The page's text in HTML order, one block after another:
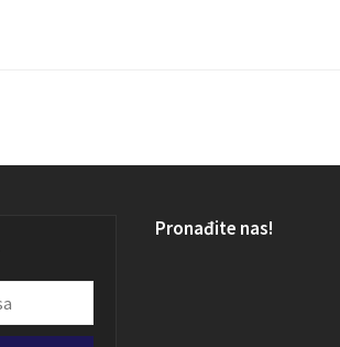
Pronađite nas!